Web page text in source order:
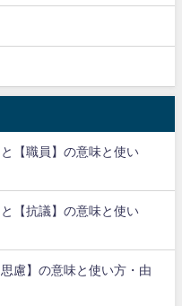
【職員】の意味と使い
【抗議】の意味と使い
慮】の意味と使い方・由